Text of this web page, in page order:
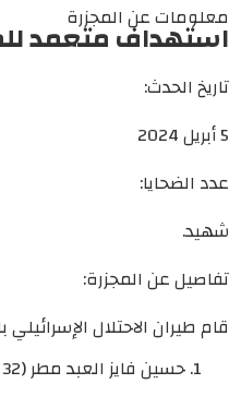
معلومات عن المجزرة
استهداف متعمد
تاريخ الحدث:
5 أبريل 2024
عدد الضحايا:
شهيد.
تفاصيل عن المجزرة:
قام طيران الاحتلال
حسين فايز العبد مطر (32 عام)